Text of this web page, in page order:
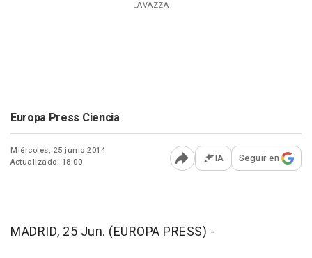
LAVAZZA
Europa Press Ciencia
Miércoles, 25 junio 2014
Actualizado: 18:00
Abrir opciones para
IA Seguir en
MADRID, 25 Jun. (EUROPA PRESS) -